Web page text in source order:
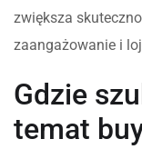
zwiększa
zaangażowanie i
Gdzie
temat